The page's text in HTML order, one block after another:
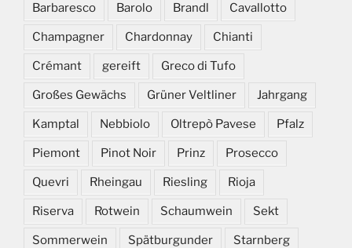
Barbaresco Barolo Brandl Cavallotto
Champagner Chardonnay Chianti
Crémant gereift Greco di Tufo
Großes Gewächs Grüner Veltliner Jahrgang
Kamptal Nebbiolo Oltrepò Pavese Pfalz
Piemont Pinot Noir Prinz Prosecco
Quevri Rheingau Riesling Rioja
Riserva Rotwein Schaumwein Sekt
Sommerwein Spätburgunder Starnberg